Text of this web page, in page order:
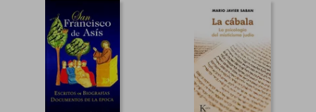
20%
dcto.
55%
dcto.